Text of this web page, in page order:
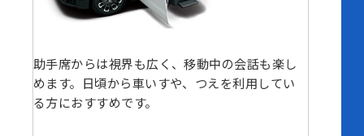
助手席からは視界も広く、移動中の会話も楽し
めます。日頃から車いすや、つえを利用してい
る方におすすめです。